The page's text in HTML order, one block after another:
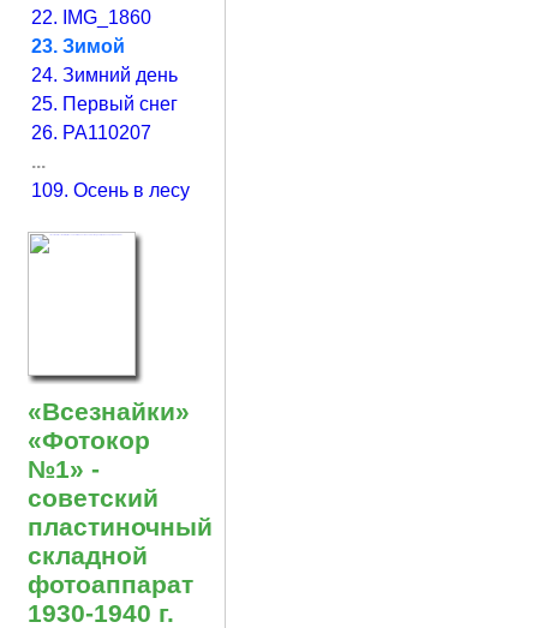
22. IMG_1860
23. Зимой
24. Зимний день
25. Первый снег
26. PA110207
...
109. Осень в лесу
«Всезнайки»
«Фотокор
№1» -
советский
пластиночный
складной
фотоаппарат
1930-1940 г.